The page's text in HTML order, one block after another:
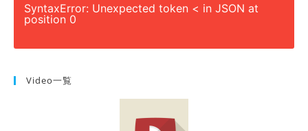
SyntaxError: Unexpected token < in JSON at
position 0
Video一覧